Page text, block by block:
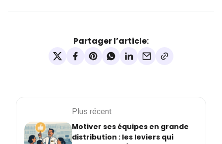
Partager l’article:
Plus récent
Motiver ses équipes en grande
distribution : les leviers qui